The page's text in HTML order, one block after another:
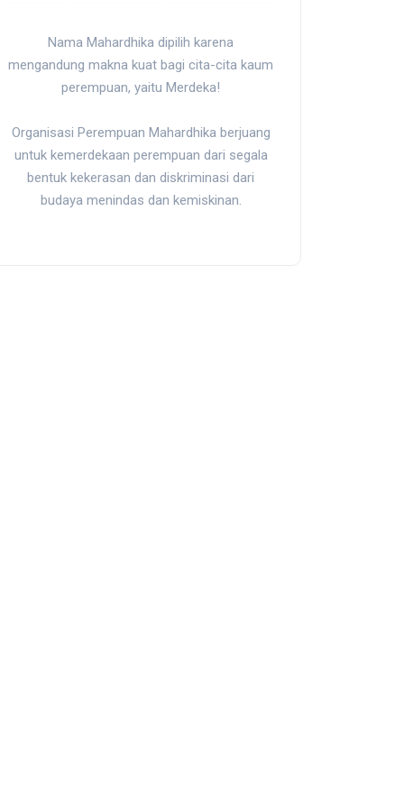
Nama Mahardhika dipilih karena
mengandung makna kuat bagi cita-cita kaum
perempuan, yaitu Merdeka!
Organisasi Perempuan Mahardhika berjuang
untuk kemerdekaan perempuan dari segala
bentuk kekerasan dan diskriminasi dari
budaya menindas dan kemiskinan.